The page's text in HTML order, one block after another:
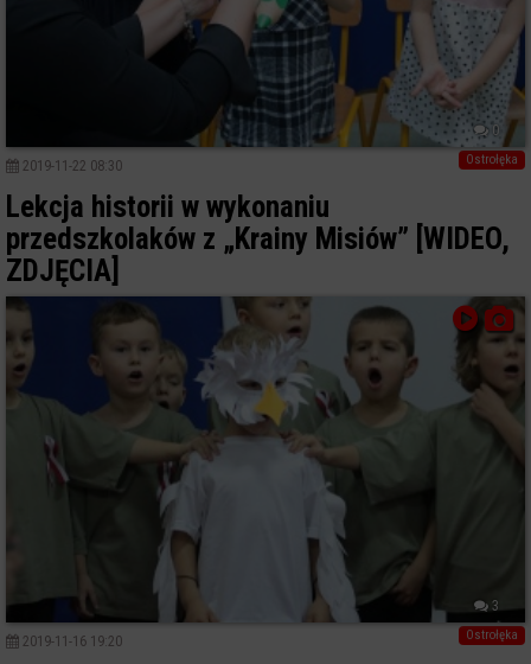
0
Ostrołęka
2019-11-22 08:30
Lekcja historii w wykonaniu
przedszkolaków z „Krainy Misiów” [WIDEO,
ZDJĘCIA]
3
Ostrołęka
2019-11-16 19:20